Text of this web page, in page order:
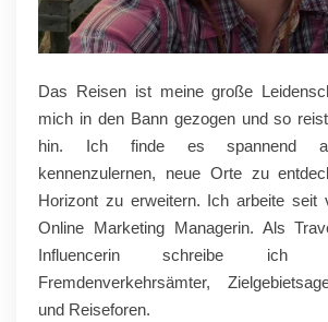
Das Reisen ist meine große
mich in den Bann gezogen und so
hin. Ich finde es spannend
kennenzulernen, neue Orte zu
Horizont zu erweitern. Ich arbeite seit
Online Marketing Managerin. Als
Influencerin schreibe ich
Fremdenverkehrsämter,
und Reiseforen.